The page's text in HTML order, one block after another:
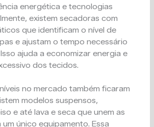
energética e tecnologias
existem secadoras com
que identificam o nível de
e ajustam o tempo necessário
ajuda a economizar energia e
dos tecidos.
no mercado também ficaram
modelos suspensos,
e até lava e seca que unem as
único equipamento. Essa